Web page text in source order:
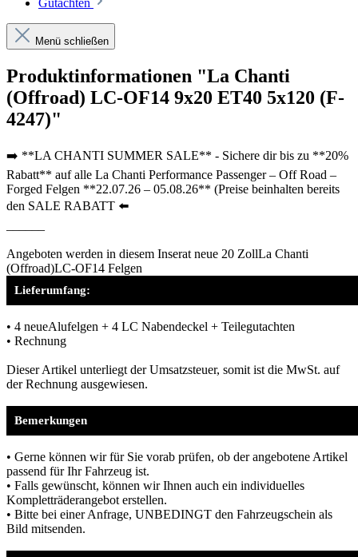
Menü schließen
Produktinformationen "La Chanti
(Offroad) LC-OF14 9x20 ET40 5x120 (F-
4247)"
➡️ **LA CHANTI SUMMER SALE** - Sichere dir bis zu **20%
Rabatt** auf alle La Chanti Performance Passenger – Off Road –
Forged Felgen **22.07.26 – 05.08.26** (Preise beinhalten bereits
den SALE RABATT ⬅️
Angeboten werden in diesem Inserat neue 20 ZollLa Chanti
(Offroad)LC-OF14 Felgen
Lieferumfang:
• 4 neueAlufelgen + 4 LC Nabendeckel + Teilegutachten
• Rechnung
Dieser Artikel unterliegt der Umsatzsteuer, somit ist die MwSt. auf
der Rechnung ausgewiesen.
Bemerkungen
• Gerne können wir für Sie vorab prüfen, ob der angebotene Artikel
passend für Ihr Fahrzeug ist.
• Falls gewünscht, können wir Ihnen auch ein individuelles
Kompletträderangebot erstellen.
• Bitte bei einer Anfrage, UNBEDINGT den Fahrzeugschein als
Bild mitsenden.